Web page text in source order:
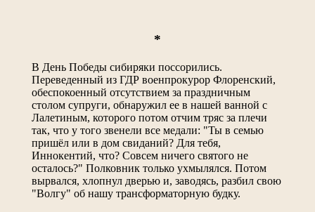
*
В День Победы сибиряки поссорились.
Переведенный из ГДР военпрокурор Флоренский,
обеспокоенный отсутствием за праздничным
столом супруги, обнаружил ее в нашей ванной с
Лалетиным, которого потом отчим тряс за плечи
так, что у того звенели все медали: "Ты в семью
пришёл или в дом свиданий? Для тебя,
Иннокентий, что? Совсем ничего святого не
осталось?" Полковник только ухмылялся. Потом
вырвался, хлопнул дверью и, заводясь, разбил свою
"Волгу" об нашу трансформаторную будку.